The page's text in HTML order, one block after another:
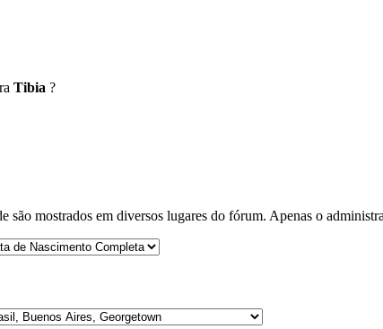
Tibia ?
são mostrados em diversos lugares do fórum. Apenas o